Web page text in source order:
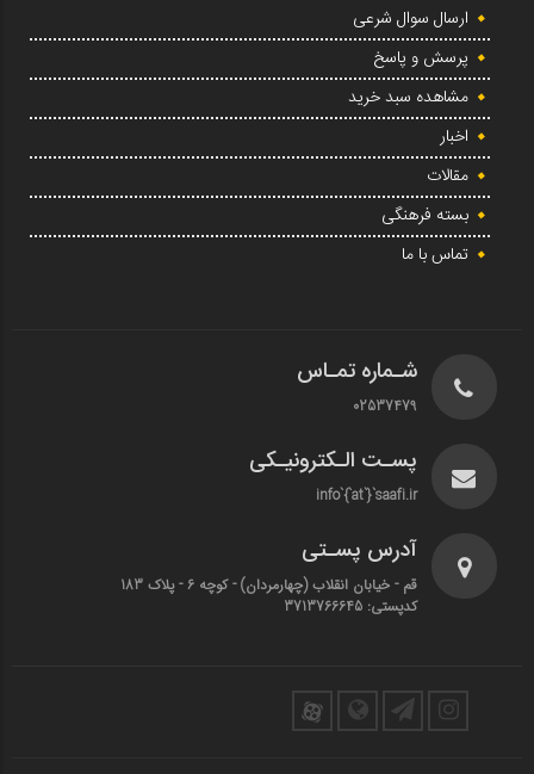
ارسال سوال شرعی
پرسش و پاسخ
مشاهده سبد خرید
اخبار
مقالات
بسته فرهنگی
تماس با ما
شـماره تمـاس
02537479
پسـت الـکترونیـکی
info`{`at`}`saafi.ir
آدرس پسـتی
قم - خیابان انقلاب (چهارمردان)‌ - کوچه 6 - پلاک 183
کدپستی: 3713766645